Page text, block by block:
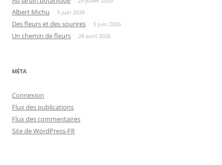
Albert Michu 5 juin 2026
Des fleurs et des sourires 5 juin 2026
Un chemin de fleurs 28 avril 2026
MÉTA
Connexion
Flux des publications
Flux des commentaires
Site de WordPress-FR